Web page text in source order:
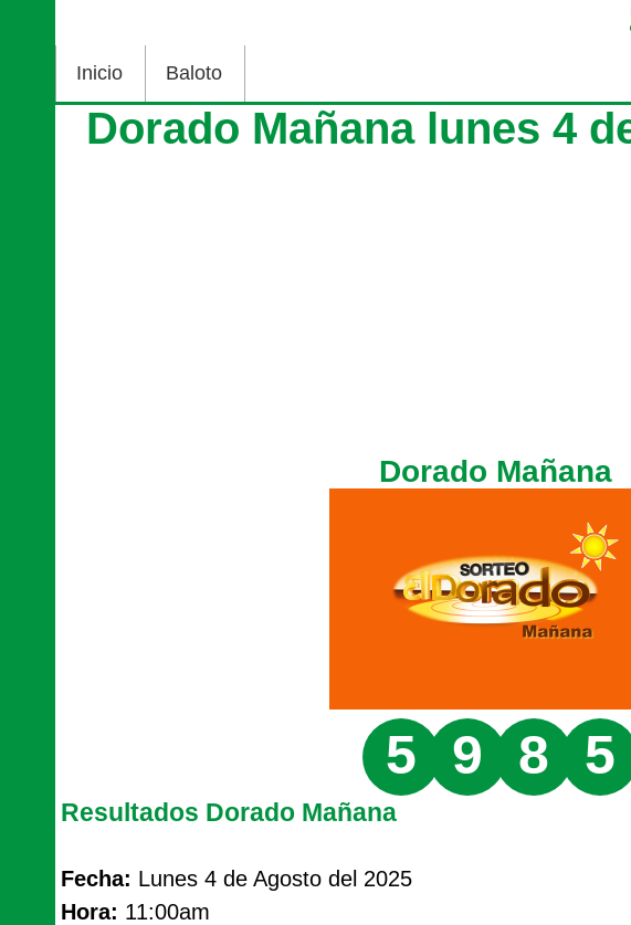
Inicio Baloto
Dorado Mañana lunes 4
Dorado Mañana
5 9 8 5
Resultados Dorado Mañana
Fecha: Lunes 4 de Agosto del 2025
Hora: 11:00am